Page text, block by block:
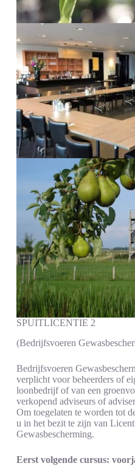
SPUITLICENTIE 2
(Bedrijfsvoeren
Bedrijfsvoeren
verplicht voor beheerders of
loonbedrijf of van een
verkopend adviseurs of
Om toegelaten te worden tot
u in het bezit te zijn van
Gewasbescherming.
Eerst volgende cursus: